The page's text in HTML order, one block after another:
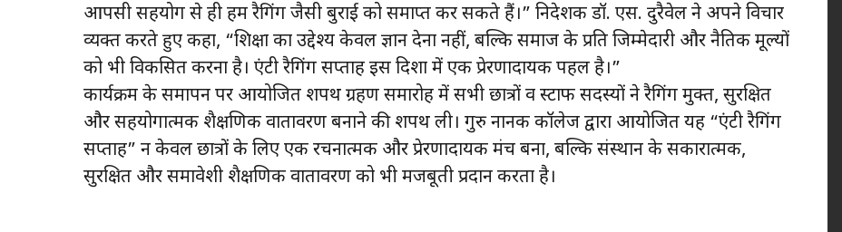
आपसी सहयोग से ही हम रैगिंग जैसी बुराई को समाप्त कर सकते हैं।” निदेशक डॉ. एस. दुरैवेल ने अपने विचार
व्यक्त करते हुए कहा, “शिक्षा का उद्देश्य केवल ज्ञान देना नहीं, बल्कि समाज के प्रति जिम्मेदारी और नैतिक मूल्यों
को भी विकसित करना है। एंटी रैगिंग सप्ताह इस दिशा में एक प्रेरणादायक पहल है।”
कार्यक्रम के समापन पर आयोजित शपथ ग्रहण समारोह में सभी छात्रों व स्टाफ सदस्यों ने रैगिंग मुक्त, सुरक्षित
और सहयोगात्मक शैक्षणिक वातावरण बनाने की शपथ ली। गुरु नानक कॉलेज द्वारा आयोजित यह “एंटी रैगिंग
सप्ताह” न केवल छात्रों के लिए एक रचनात्मक और प्रेरणादायक मंच बना, बल्कि संस्थान के सकारात्मक,
सुरक्षित और समावेशी शैक्षणिक वातावरण को भी मजबूती प्रदान करता है।